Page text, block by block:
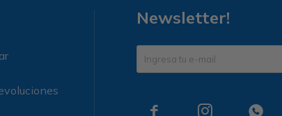
Newsletter!
  